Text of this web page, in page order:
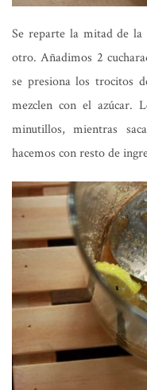
Se reparte la mitad de
otro. Añadimos 2
se presiona los trocitos
mezclen con el azúcar.
minutillos, mientras
hacemos con resto de